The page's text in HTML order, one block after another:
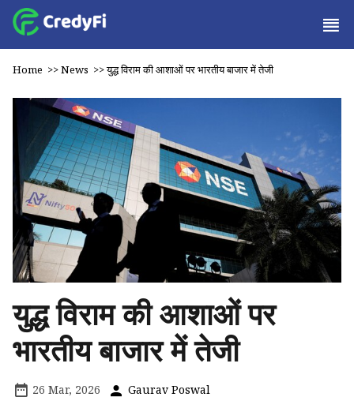
Home >>News >>युद्ध विराम की आशाओं पर भारतीय बाजार में तेजी
युद्ध विराम की आशाओं पर
भारतीय बाजार में तेजी
26 Mar, 2026 Gaurav Poswal